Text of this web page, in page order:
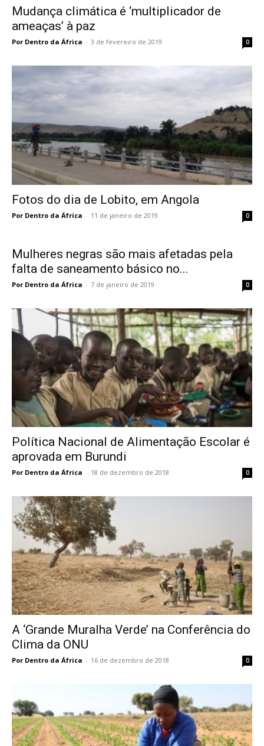
Mudança climática é ‘multiplicador de
ameaças’ à paz
Por Dentro da África - 3 de fevereiro de 2019 0
Fotos do dia de Lobito, em Angola
Por Dentro da África - 11 de janeiro de 2019 0
Mulheres negras são mais afetadas pela
falta de saneamento básico no...
Por Dentro da África - 7 de janeiro de 2019 0
Política Nacional de Alimentação Escolar é
aprovada em Burundi
Por Dentro da África - 18 de dezembro de 2018 0
A ‘Grande Muralha Verde’ na Conferência do
Clima da ONU
Por Dentro da África - 16 de dezembro de 2018 0